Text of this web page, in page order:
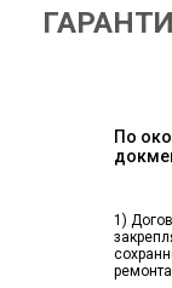
По
1)
ремонта